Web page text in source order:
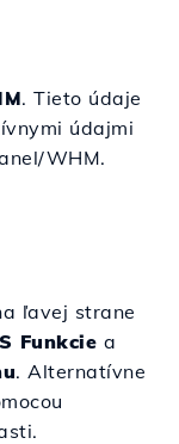
. Tieto údaje
údajmi
WHM.
ľavej strane
Funkcie a
. Alternatívne